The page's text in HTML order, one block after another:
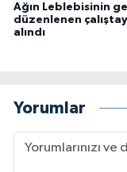
Ağın Leblebisinin
düzenlenen
alındı
Yorumlar